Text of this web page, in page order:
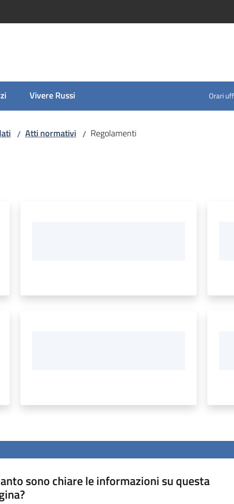
Vivere Russi Orari
/ Atti normativi / Regolamenti
sono chiare le informazioni su questa